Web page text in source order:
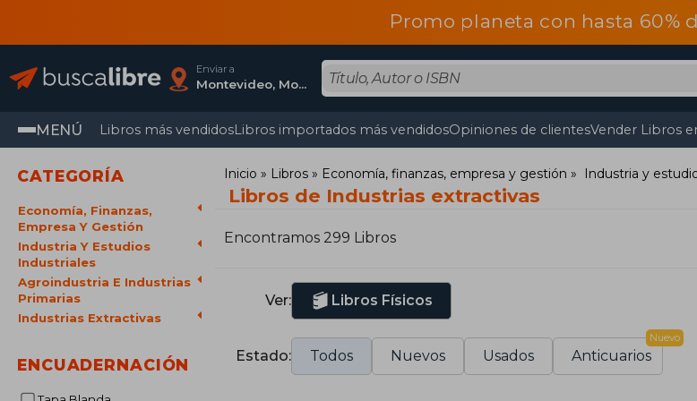
Promo planeta con hasta 60%
Enviar a
Montevideo, Montevideo
MENÚ Libros más vendidosLibros importados más vendidosOpiniones de clientesVender Libros
CATEGORÍA
Economía, Finanzas,
Empresa Y Gestión
Industria Y Estudios
Industriales
Agroindustria E Industrias
Primarias
Industrias Extractivas
ENCUADERNACIÓN
Inicio Libros Economía, finanzas, empresa y gestión Industria y
Libros de Industrias extractivas
Encontramos 299 Libros
Ver: Libros Físicos
Estado: Todos Nuevos Usados Anticuarios
Nuevo